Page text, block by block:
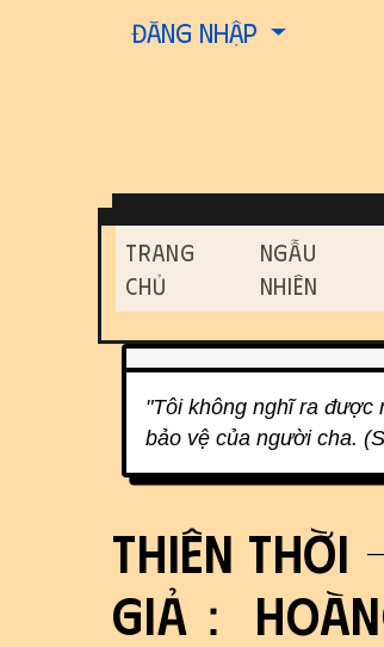
Site identity,
Đăng nhập
Navigation
Trang
Chủ
Ngẫu
Nhiên
Related
"Tôi không nghĩ ra được
bảo vệ của người cha.
Thiên Thời
giả：